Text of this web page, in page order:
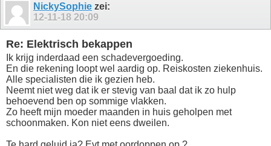
NickySophie zei:
12-11-18 20:09
Re: Elektrisch bekappen
Ik krijg inderdaad een schadevergoeding.
En die rekening loopt wel aardig op. Reiskosten ziekenhuis.
Alle specialisten die ik gezien heb.
Neemt niet weg dat ik er stevig van baal dat ik zo hulp
behoevend ben op sommige vlakken.
Zo heeft mijn moeder maanden in huis geholpen met
schoonmaken. Kon niet eens dweilen.